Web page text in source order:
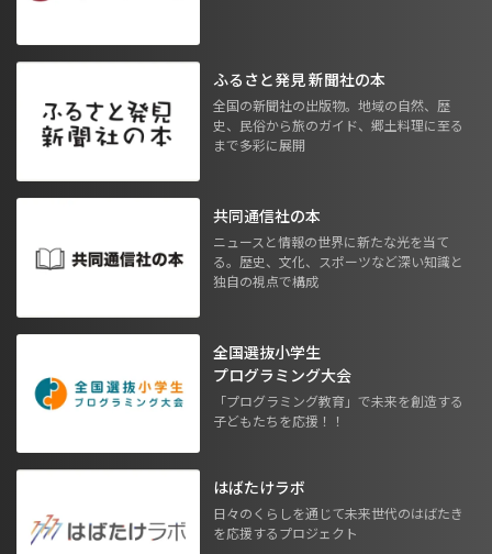
ふるさと発見 新聞社の本
全国の新聞社の出版物。地域の自然、歴
史、民俗から旅のガイド、郷土料理に至る
まで多彩に展開
共同通信社の本
ニュースと情報の世界に新たな光を当て
る。歴史、文化、スポーツなど深い知識と
独自の視点で構成
全国選抜小学生
プログラミング大会
「プログラミング教育」で未来を創造する
子どもたちを応援！！
はばたけラボ
日々のくらしを通じて未来世代のはばたき
を応援するプロジェクト